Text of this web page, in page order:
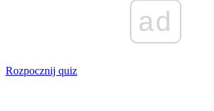
ad
Rozpocznij quiz